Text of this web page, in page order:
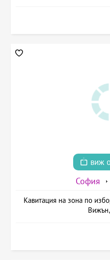
виж
София
Кавитация на зона по